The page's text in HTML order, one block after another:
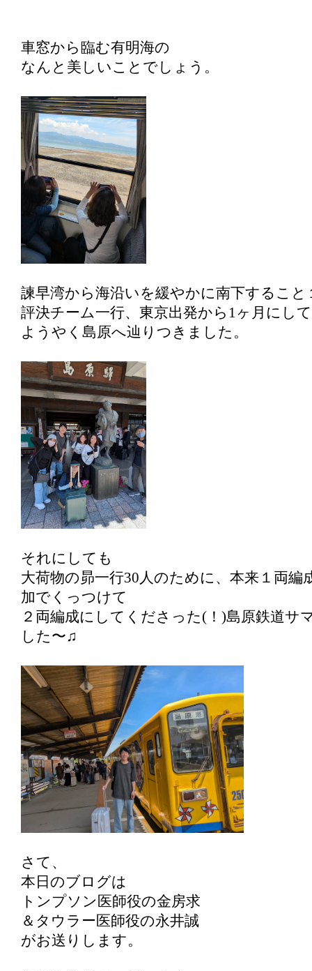
車窓から臨む有明海の
なんと美しいことでしょう。
諫早湾から海沿いを緩やかに南下すること
評決チーム一行、東京出発から1ヶ月にして
ようやく島原へ辿りつきました。
それにしても
大荷物の昴一行30人のために、本来１両編
加でくっつけて
２両編成にしてくださった(！)島原鉄道サ
した〜♫
さて、
本日のブログは
トンプソン医師役の金房求
＆タウラー医師役の永井誠
がお送りします。